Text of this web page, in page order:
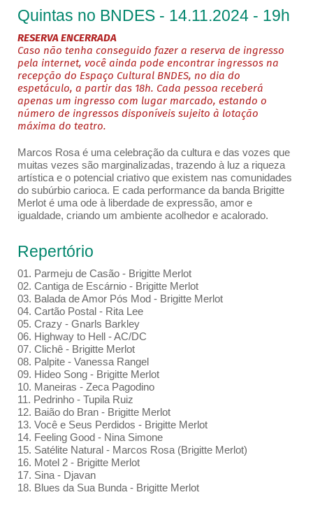
Quintas no BNDES - 14.11.2024 - 19h
RESERVA ENCERRADA
Caso não tenha conseguido fazer a reserva de ingresso
pela internet, você ainda pode encontrar ingressos na
recepção do Espaço Cultural BNDES, no dia do
espetáculo, a partir das 18h. Cada pessoa receberá
apenas um ingresso com lugar marcado, estando o
número de ingressos disponíveis sujeito à lotação
máxima do teatro.
Marcos Rosa é uma celebração da cultura e das vozes que
muitas vezes são marginalizadas, trazendo à luz a riqueza
artística e o potencial criativo que existem nas comunidades
do subúrbio carioca. E cada performance da banda Brigitte
Merlot é uma ode à liberdade de expressão, amor e
igualdade, criando um ambiente acolhedor e acalorado.
Repertório
01. Parmeju de Casão - Brigitte Merlot
02. Cantiga de Escárnio - Brigitte Merlot
03. Balada de Amor Pós Mod - Brigitte Merlot
04. Cartão Postal - Rita Lee
05. Crazy - Gnarls Barkley
06. Highway to Hell - AC/DC
07. Clichê - Brigitte Merlot
08. Palpite - Vanessa Rangel
09. Hideo Song - Brigitte Merlot
10. Maneiras - Zeca Pagodino
11. Pedrinho - Tupila Ruiz
12. Baião do Bran - Brigitte Merlot
13. Você e Seus Perdidos - Brigitte Merlot
14. Feeling Good - Nina Simone
15. Satélite Natural - Marcos Rosa (Brigitte Merlot)
16. Motel 2 - Brigitte Merlot
17. Sina - Djavan
18. Blues da Sua Bunda - Brigitte Merlot